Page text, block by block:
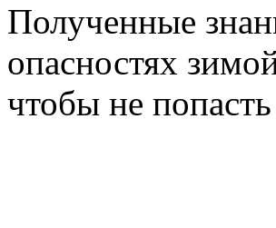
Полученные
опасностях
чтобы не